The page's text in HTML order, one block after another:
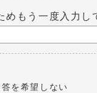
めもう一度入力し
答を希望しない